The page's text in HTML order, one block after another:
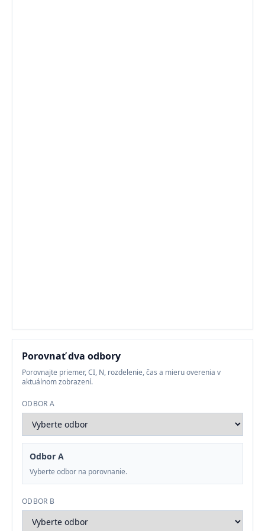
Porovnať dva odbory
Porovnajte priemer, CI, N, rozdelenie, čas a mieru overenia v
aktuálnom zobrazení.
ODBOR A
Odbor A
Vyberte odbor na porovnanie.
ODBOR B